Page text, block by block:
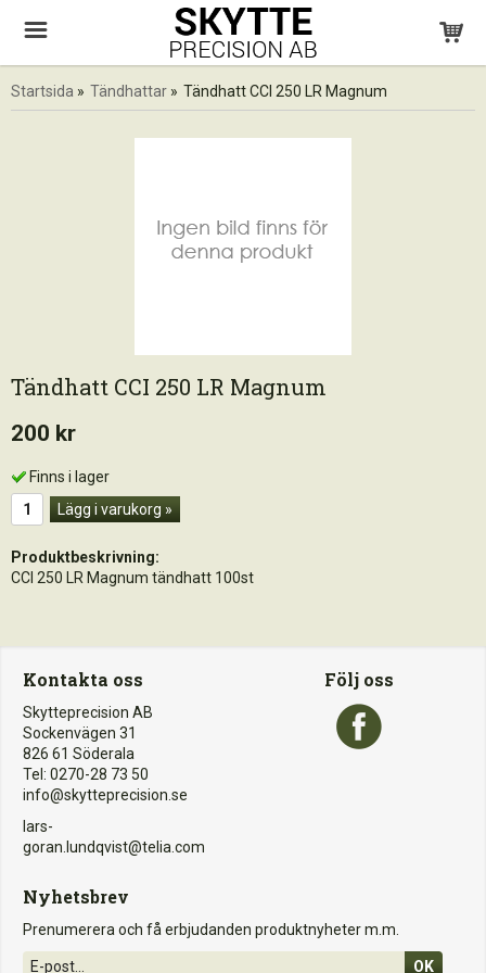
Startsida » Tändhattar » Tändhatt CCI 250 LR Magnum
Tändhatt CCI 250 LR Magnum
200 kr
Finns i lager
Lägg i varukorg »
Produktbeskrivning:
CCI 250 LR Magnum tändhatt 100st
Kontakta oss
Skytteprecision AB
Sockenvägen 31
826 61 Söderala
Tel: 0270-28 73 50
info@skytteprecision.se
lars-
goran.lundqvist@telia.com
Följ oss
Nyhetsbrev
Prenumerera och få erbjudanden produktnyheter m.m.
OK